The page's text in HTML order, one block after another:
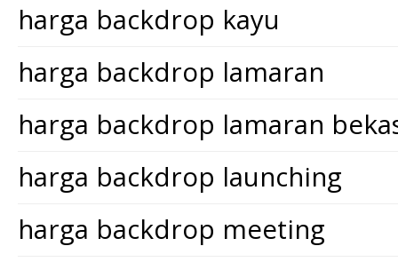
harga backdrop kayu
harga backdrop lamaran
harga backdrop lamaran
harga backdrop launching
harga backdrop meeting